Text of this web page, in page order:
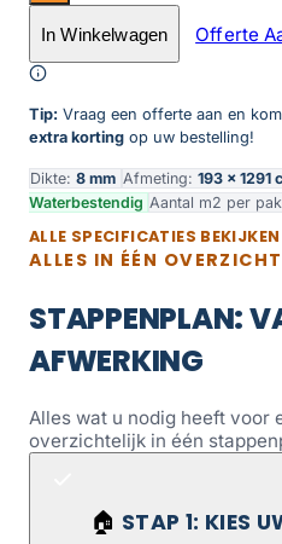
AquaWood 32 dark oak
Toevoegen aan winkelwagen
In Winkelwagen Offerte
Tip: Vraag een offerte aan en
extra korting op uw bestelling!
Dikte: 8 mm Afmeting: 193 × 1291
Waterbestendig Aantal m2 per
ALLE SPECIFICATIES
ALLES IN ÉÉN OVERZICHT
STAPPENPLAN:
AFWERKING
Alles wat u nodig heeft
overzichtelijk in één
🏠 STAP 1: KIES